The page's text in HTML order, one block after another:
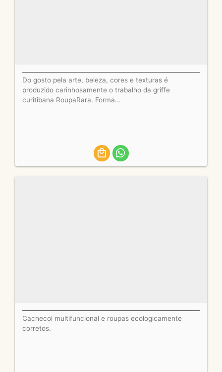
Do gosto pela arte, beleza, cores e texturas é
produzido carinhosamente o trabalho da griffe
curitibana RoupaRara. Forma...
Cachecol multifuncional e roupas ecologicamente
corretos.